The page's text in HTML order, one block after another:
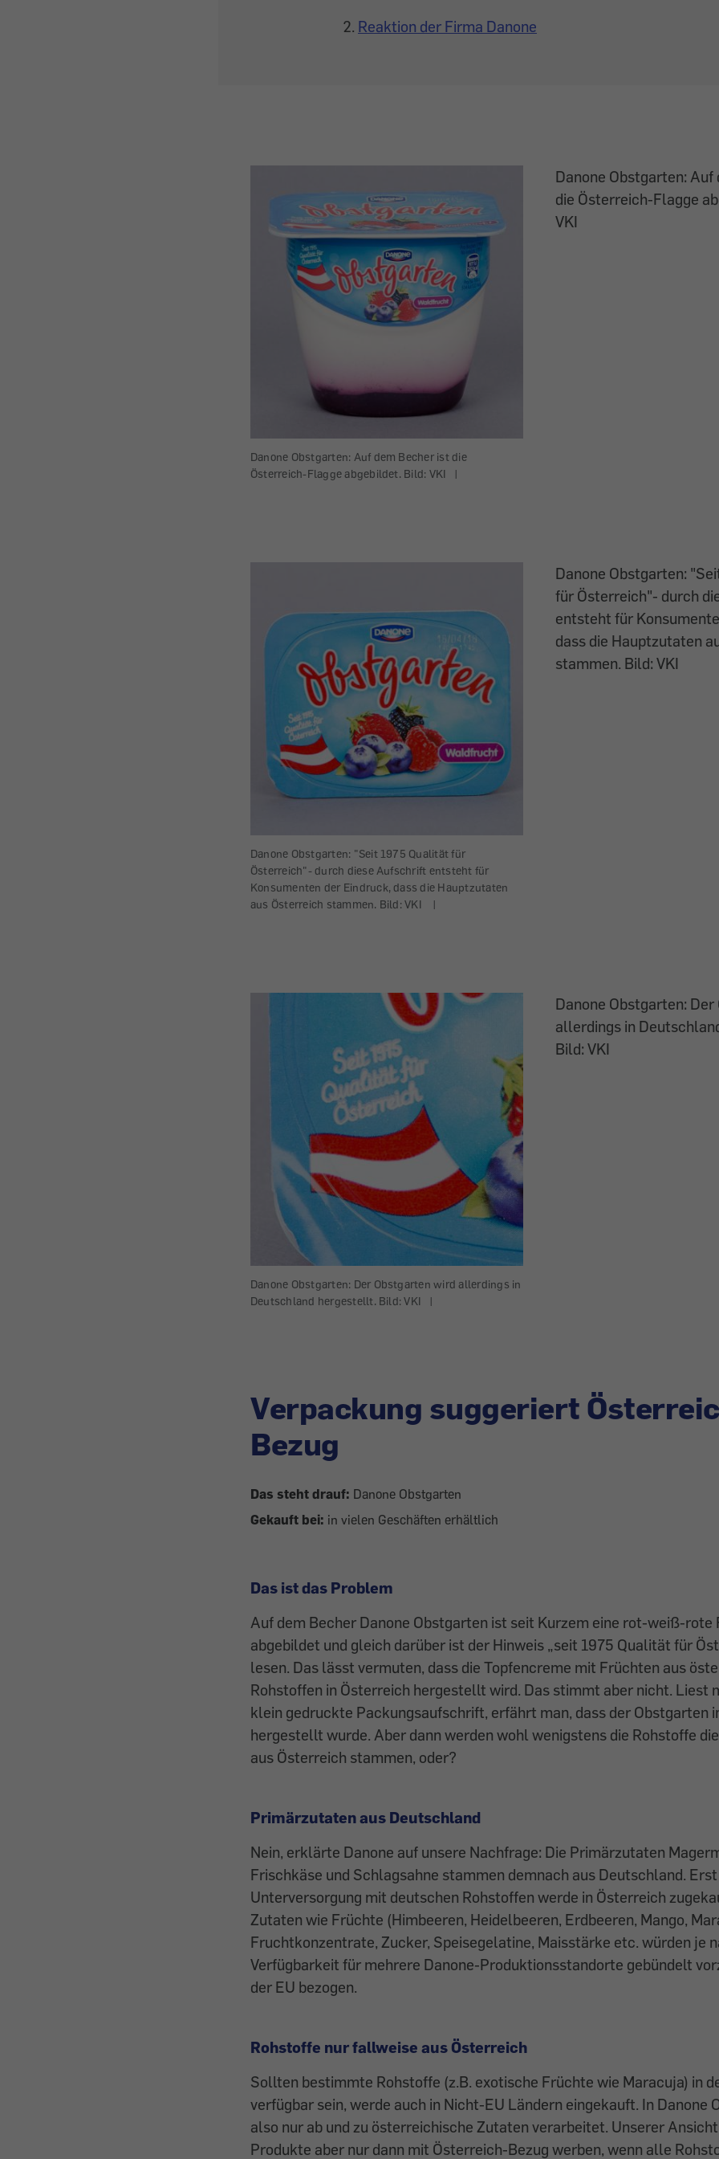
Reaktion der Firma Danone
Danone Obstgarten: Auf dem Becher ist die
Österreich-Flagge abgebildet. Bild: VKI
|
Danone Obstgarten:
die Österreich-Flagge
VKI
Danone Obstgarten: "Seit 1975 Qualität für
Österreich"- durch diese Aufschrift entsteht für
Konsumenten der Eindruck, dass die Hauptzutaten
aus Österreich stammen. Bild: VKI
|
Danone Obstgarten:
für Österreich"- durch
entsteht für
dass die Hauptzutaten
stammen. Bild: VKI
Danone Obstgarten: Der Obstgarten wird allerdings in
Deutschland hergestellt. Bild: VKI
|
Danone Obstgarten:
allerdings in
Bild: VKI
Verpackung suggeriert
Bezug
Das steht drauf: Danone Obstgarten
Gekauft bei: in vielen Geschäften erhältlich
Das ist das Problem
Auf dem Becher Danone Obstgarten ist seit Kurzem eine rot-weiß-rote
abgebildet und gleich darüber ist der Hinweis „seit 1975 Qualität für
lesen. Das lässt vermuten, dass die Topfencreme mit Früchten aus
Rohstoffen in Österreich hergestellt wird. Das stimmt aber nicht. Liest
klein gedruckte Packungsaufschrift, erfährt man, dass der Obstgarten
hergestellt wurde. Aber dann werden wohl wenigstens die Rohstoffe
aus Österreich stammen, oder?
Primärzutaten aus Deutschland
Nein, erklärte Danone auf unsere Nachfrage: Die Primärzutaten
Frischkäse und Schlagsahne stammen demnach aus Deutschland.
Unterversorgung mit deutschen Rohstoffen werde in Österreich
Zutaten wie Früchte (Himbeeren, Heidelbeeren, Erdbeeren, Mango,
Fruchtkonzentrate, Zucker, Speisegelatine, Maisstärke etc. würden je
Verfügbarkeit für mehrere Danone-Produktionsstandorte gebündelt
der EU bezogen.
Rohstoffe nur fallweise aus Österreich
Sollten bestimmte Rohstoffe (z.B. exotische Früchte wie Maracuja) in
verfügbar sein, werde auch in Nicht-EU Ländern eingekauft. In Danone
also nur ab und zu österreichische Zutaten verarbeitet. Unserer
Produkte aber nur dann mit Österreich-Bezug werben, wenn alle